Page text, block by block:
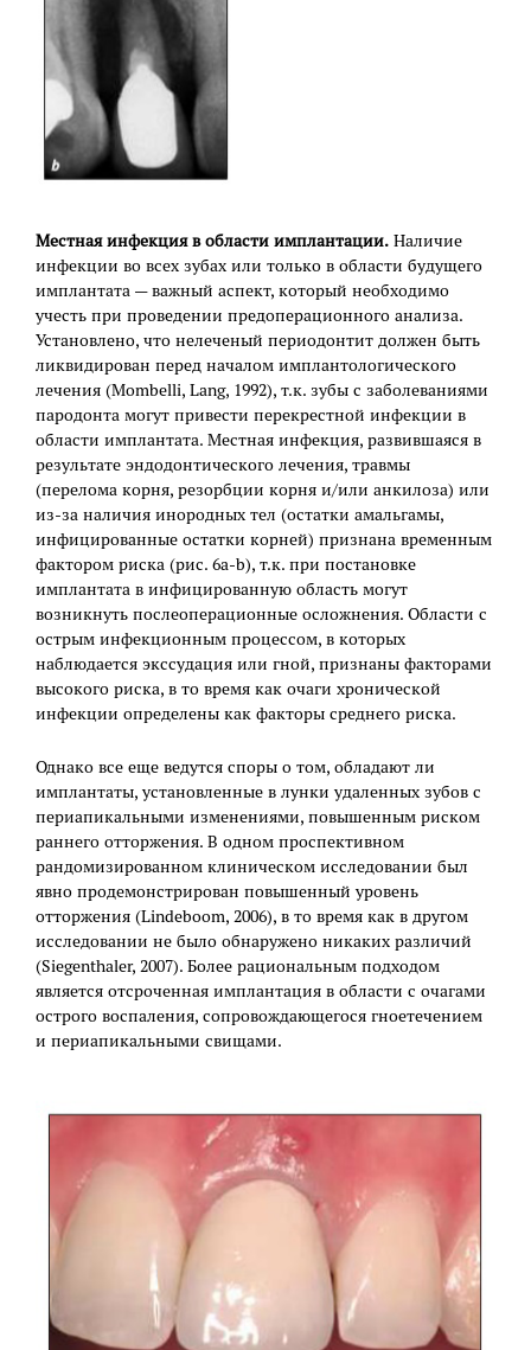
Местная инфекция в области имплантации. Наличие
инфекции во всех зубах или только в области будущего
имплантата — важный аспект, который необходимо
учесть при проведении предоперационного анализа.
Установлено, что нелеченый периодонтит должен быть
ликвидирован перед началом имплантологического
лечения (Mombelli, Lang, 1992), т.к. зубы с заболеваниями
пародонта могут привести перекрестной инфекции в
области имплантата. Местная инфекция, развившаяся в
результате эндодонтического лечения, травмы
(перелома корня, резорбции корня и/или анкилоза) или
из-за наличия инородных тел (остатки амальгамы,
инфицированные остатки корней) признана временным
фактором риска (рис. 6a-b), т.к. при постановке
имплантата в инфицированную область могут
возникнуть послеоперационные осложнения. Области с
острым инфекционным процессом, в которых
наблюдается экссудация или гной, признаны факторами
высокого риска, в то время как очаги хронической
инфекции определены как факторы среднего риска.
Однако все еще ведутся споры о том, обладают ли
имплантаты, установленные в лунки удаленных зубов с
периапикальными изменениями, повышенным риском
раннего отторжения. В одном проспективном
рандомизированном клиническом исследовании был
явно продемонстрирован повышенный уровень
отторжения (Lindeboom, 2006), в то время как в другом
исследовании не было обнаружено никаких различий
(Siegenthaler, 2007). Более рациональным подходом
является отсроченная имплантация в области с очагами
острого воспаления, сопровождающегося гноетечением
и периапикальными свищами.